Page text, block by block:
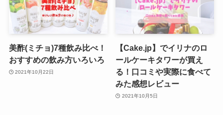
美酢(ミチョ)7種飲み比べ！
おすすめの飲み方いろいろ
2021年10月22日
【Cake.jp】でイリナのロ
ールケーキタワーが買え
る！口コミや実際に食べて
みた感想レビュー
2021年10月5日